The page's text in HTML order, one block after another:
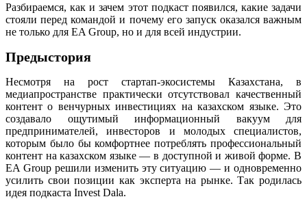
Разбираемся, как и зачем этот подкаст появился, какие задачи
стояли перед командой и почему его запуск оказался важным
не только для EA Group, но и для всей индустрии.
Предыстория
Несмотря на рост стартап-экосистемы Казахстана, в
медиапространстве практически отсутствовал качественный
контент о венчурных инвестициях на казахском языке. Это
создавало ощутимый информационный вакуум для
предпринимателей, инвесторов и молодых специалистов,
которым было бы комфортнее потреблять профессиональный
контент на казахском языке — в доступной и живой форме. В
EA Group решили изменить эту ситуацию — и одновременно
усилить свои позиции как эксперта на рынке. Так родилась
идея подкаста Invest Dala.